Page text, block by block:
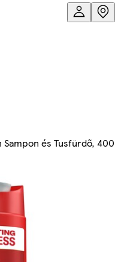
és Tusfürdő,